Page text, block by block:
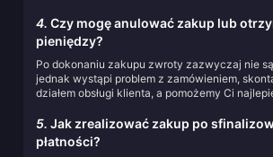
4. Czy mogę anulować zakup lub
pieniędzy?
Po dokonaniu zakupu zwroty zazwyczaj nie
jednak wystąpi problem z zamówieniem,
działem obsługi klienta, a pomożemy Ci
5. Jak zrealizować zakup po
płatności?